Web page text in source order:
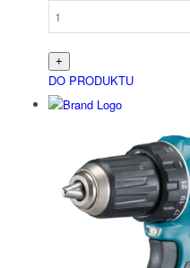
DO PRODUKTU